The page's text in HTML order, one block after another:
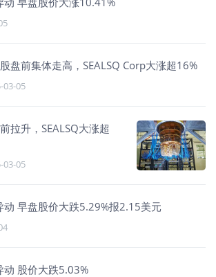
盘前集体走高，SEALSQ Corp大涨超16%
03-05
拉升，SEALSQ大涨超
03-05
动 早盘股价大跌5.29%报2.15美元
动 股价大跌5.03%